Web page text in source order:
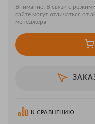
Внимание! В связи с
сайте могут отличаться от
менеджера
К СРАВНЕНИЮ